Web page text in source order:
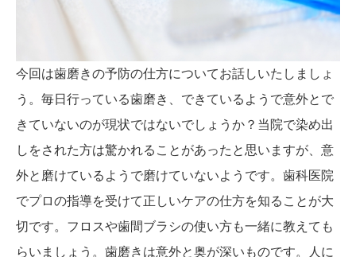
今回は歯磨きの予防の仕方についてお話しいたしましょ
う。毎日行っている歯磨き、できているようで意外とで
きていないのが現状ではないでしょうか？当院で染め出
しをされた方は驚かれることがあったと思いますが、意
外と磨けているようで磨けていないようです。歯科医院
でプロの指導を受けて正しいケアの仕方を知ることが大
切です。フロスや歯間ブラシの使い方も一緒に教えても
らいましょう。歯磨きは意外と奥が深いものです。人に